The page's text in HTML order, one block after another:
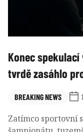
Konec
tvrdě zasáhlo
BREAKING NEWS
Zatímco sportovní